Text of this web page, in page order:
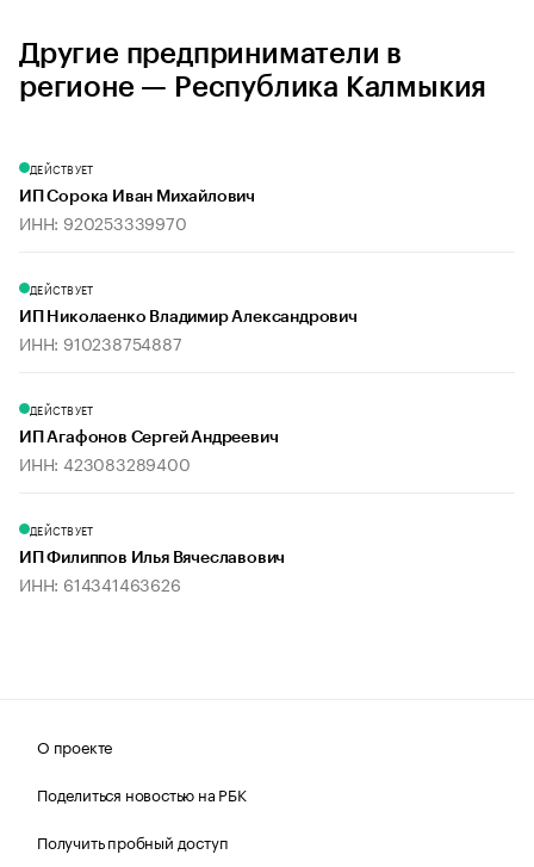
Другие предприниматели в
регионе — Республика Калмыкия
ДЕЙСТВУЕТ
ИП Сорока Иван Михайлович
ИНН: 920253339970
ДЕЙСТВУЕТ
ИП Николаенко Владимир Александрович
ИНН: 910238754887
ДЕЙСТВУЕТ
ИП Агафонов Сергей Андреевич
ИНН: 423083289400
ДЕЙСТВУЕТ
ИП Филиппов Илья Вячеславович
ИНН: 614341463626
О проекте
Поделиться новостью на РБК
Получить пробный доступ